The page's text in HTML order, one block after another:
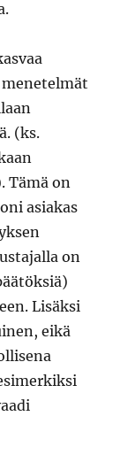
(ks.
Tämä on
asiakas
on
Lisäksi
eikä